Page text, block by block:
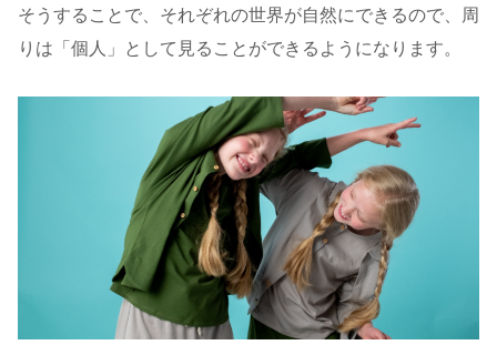
そうすることで、それぞれの世界が自然にできるので、周
りは「個人」として見ることができるようになります。